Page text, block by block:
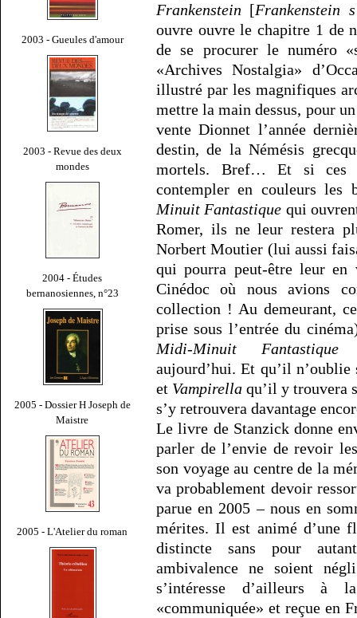
2003 - Gueules d'amour
2003 - Revue des deux
mondes
2004 - Études
bernanosiennes, n°23
2005 - Dossier H Joseph de
Maistre
2005 - L'Atelier du roman
Frankenstein [Frankenstein
ouvre ouvre le chapitre 1 de
de se procurer le numéro
«Archives Nostalgia»
illustré par les magnifiques
mettre la main dessus, pour
vente Dionnet l’année
destin, de la Némésis
mortels. Bref… Et si ces
contempler en couleurs les
Minuit Fantastique qui
Romer, ils ne leur restera
Norbert Moutier (lui aussi
qui pourra peut-être leur en
Cinédoc où nous avions
collection ! Au demeurant,
prise sous l’entrée du
Midi-Minuit Fantastique
aujourd’hui. Et qu’il
et Vampirella qu’il y trouvera
s’y retrouvera davantage
Le livre de Stanzick donne
parler de l’envie de revoir
son voyage au centre de la
va probablement devoir
parue en 2005 – nous en
mérites. Il est animé d’une
distincte sans pour
ambivalence ne soient
s’intéresse d’ailleurs
«communiquée» et reçue en